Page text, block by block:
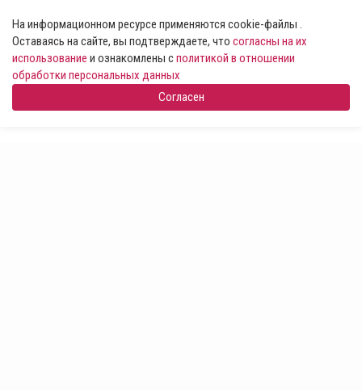
На информационном ресурсе применяются cookie-файлы .
Оставаясь на сайте, вы подтверждаете, что согласны на их
использование и ознакомлены сполитикой в отношении
обработки персональных данных
Согласен